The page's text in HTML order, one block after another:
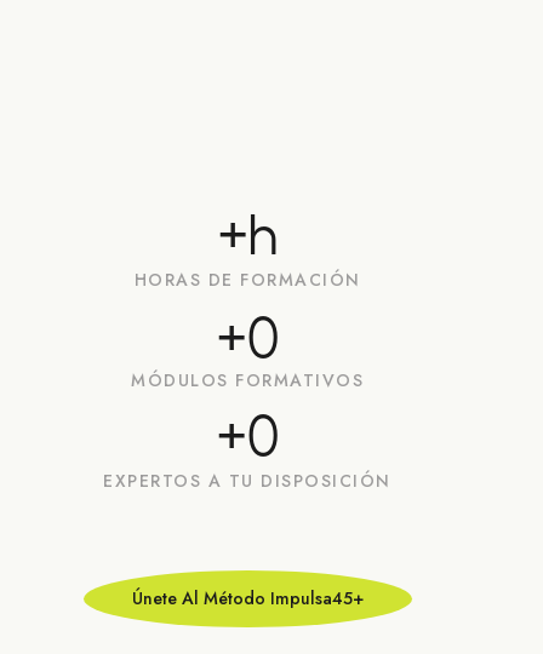
HORAS DE FORMACIÓN
+h
MÓDULOS FORMATIVOS
+0
EXPERTOS A TU DISPOSICIÓN
+0
Únete Al Método Impulsa45+